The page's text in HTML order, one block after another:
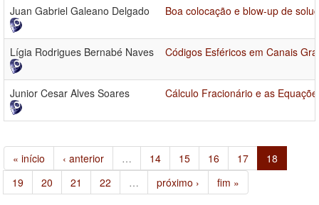
Juan Gabriel Galeano Delgado Boa colocação e blow-up de
Lígia Rodrigues Bernabé Naves Códigos Esféricos em Canais
Junior Cesar Alves Soares Cálculo Fracionário e as
« início ‹ anterior … 14 15 16 17
18
19
20 21 22 … próximo › fim »